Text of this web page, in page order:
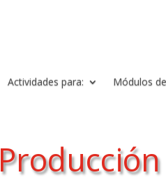
Actividades para: Módulos